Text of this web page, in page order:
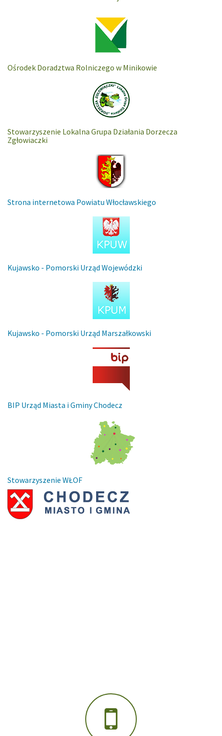
Ośrodek Doradztwa Rolniczego w Minikowie
Stowarzyszenie Lokalna Grupa Działania Dorzecza
Zgłowiaczki
Strona internetowa Powiatu Włocławskiego
Kujawsko - Pomorski Urząd Wojewódzki
Kujawsko - Pomorski Urząd Marszałkowski
BIP Urząd Miasta i Gminy Chodecz
Stowarzyszenie WŁOF